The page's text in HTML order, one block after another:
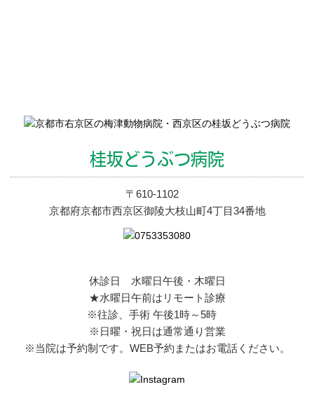
桂坂どうぶつ病院
〒610-1102
京都府京都市西京区御陵大枝山町4丁目34番地
休診日 水曜日午後・木曜日
★水曜日午前はリモート診療
※往診、手術 午後1時～5時
※日曜・祝日は通常通り営業
※当院は予約制です。WEB予約またはお電話ください。